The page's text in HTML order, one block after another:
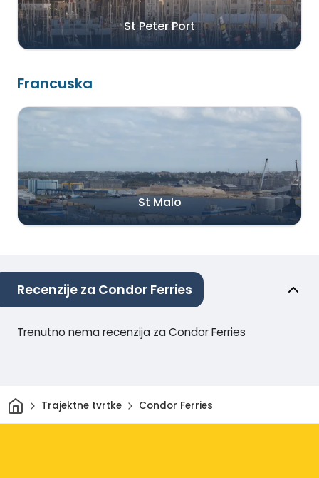
St Peter Port
Francuska
St Malo
Recenzije za Condor Ferries
Trenutno nema recenzija za Condor Ferries
DomTrajektne tvrtke Condor Ferries